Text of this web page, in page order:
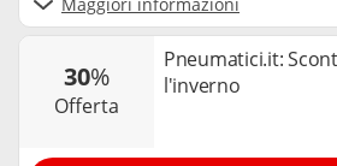
30%
offerta
Pneumatici.it:
l'inverno